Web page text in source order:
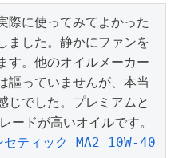
際に使ってみてよかった
ました。静かにファンを
す。他のオイルメーカー
謳っていませんが、本当
じでした。プレミアムと
セティック MA2 10W-40